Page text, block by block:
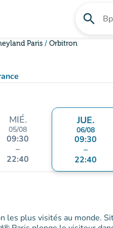
search
Paris Orbitron
MIÉ.
05/08
09:30
–
22:40
JUE.
06/08
09:30
–
22:40
les plus visités au monde.